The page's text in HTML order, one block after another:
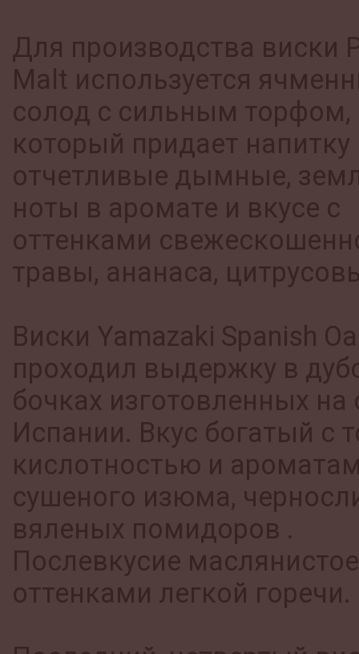
Для производства виски
Malt используется
солод с сильным торфом,
который придает напитку
отчетливые дымные,
ноты в аромате и вкусе с
оттенками
травы, ананаса,
Виски Yamazaki Spanish
проходил выдержку в
бочках изготовленных на
Испании. Вкус богатый с
кислотностью и
сушеного изюма,
вяленых помидоров .
Послевкусие
оттенками легкой горечи.